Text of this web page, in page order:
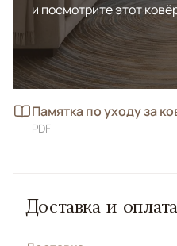
и посмотрите этот
Памятка по уходу за
PDF
Доставка и оплата